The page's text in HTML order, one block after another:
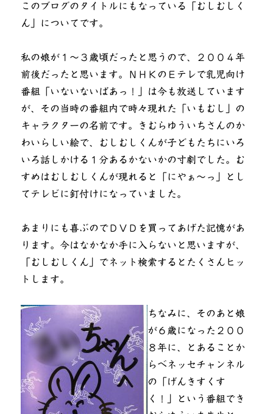
マ
え
る
このブログのタイトルにもなっている「むしむしく
ん」についてです。
私の娘が１～３歳頃だったと思うので、２００４年
前後だったと思います。ＮＨＫのＥテレで乳児向け
番組「いないないばあっ！」は今も放送しています
が、その当時の番組内で時々現れた「いもむし」の
キャラクターの名前です。きむらゆういちさんのか
わいらしい絵で、むしむしくんが子どもたちにいろ
いろ話しかける１分あるかないかの寸劇でした。む
すめはむしむしくんが現れると「にやぁ～っ」とし
てテレビに釘付けになっていました。
あまりにも喜ぶのでＤＶＤを買ってあげた記憶があ
ります。今はなかなか手に入らないと思いますが、
「むしむしくん」でネット検索するとたくさんヒッ
トします。
ちなみに、そのあと娘
が６歳になった２００
８年に、とあることか
らベネッセチャンネル
の「げんきすくす
く！」という番組でき